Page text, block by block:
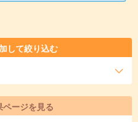
して絞り込む
ージを見る